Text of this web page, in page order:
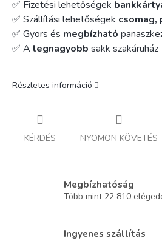
✅ Fizetési lehetőségek
✅ Szállítási lehetőségek csomag,
✅ Gyors és megbízható
✅ A legnagyobb sakk szakáruház
Részletes információ
KÉRDÉS NYOMON KÖVETÉS
Megbízhatóság
Több mint 22 810
Ingyenes szállítás